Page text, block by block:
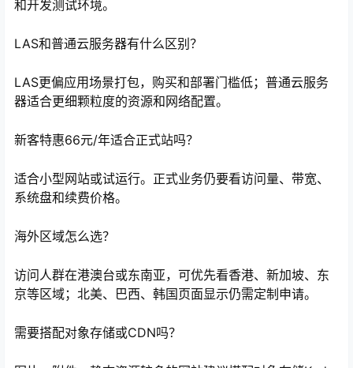
和开发测试环境。
LAS和普通云服务器有什么区别？
LAS更偏应用场景打包，购买和部署门槛低；普通云服务
器适合更细颗粒度的资源和网络配置。
新客特惠66元/年适合正式站吗？
适合小型网站或试运行。正式业务仍要看访问量、带宽、
系统盘和续费价格。
海外区域怎么选？
访问人群在港澳台或东南亚，可优先看香港、新加坡、东
京等区域；北美、巴西、韩国页面显示仍需定制申请。
需要搭配对象存储或CDN吗？